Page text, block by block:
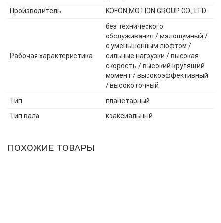
Производитель
KOFON MOTION GROUP CO., LTD
Рабочая характеристика
без технического
обслуживания / малошумный /
с уменьшенным люфтом /
сильные нагрузки / высокая
скорость / высокий крутящий
момент / высокоэффективный
/ высокоточный
Тип
планетарный
Тип вала
коаксиальный
ПОХОЖИЕ ТОВАРЫ